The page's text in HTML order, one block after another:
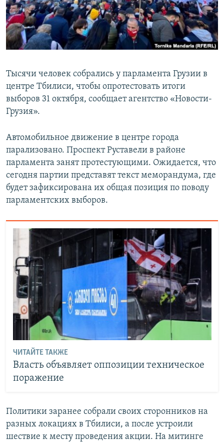
СПОРТ
МИР
БЛОГИ
ГОЛОСА
ЧИТАЕМ ПРЕССУ
АРХИВ РАДИОПРОГРАММЫ
Все сайты РСЕ/РС
Тысячи человек собрались у парламента Грузии в
центре Тбилиси, чтобы опротестовать итоги
выборов 31 октября, сообщает агентство «Новости-
Грузия».
Автомобильное движение в центре города
парализовано. Проспект Руставели в районе
парламента занят протестующими. Ожидается, что
сегодня партии представят текст меморандума, где
будет зафиксирована их общая позиция по поводу
парламентских выборов.
ЧИТАЙТЕ ТАКЖЕ
Власть объявляет оппозиции техническое
поражение
Политики заранее собрали своих сторонников на
разных локациях в Тбилиси, а после устроили
шествие к месту проведения акции. На митинге